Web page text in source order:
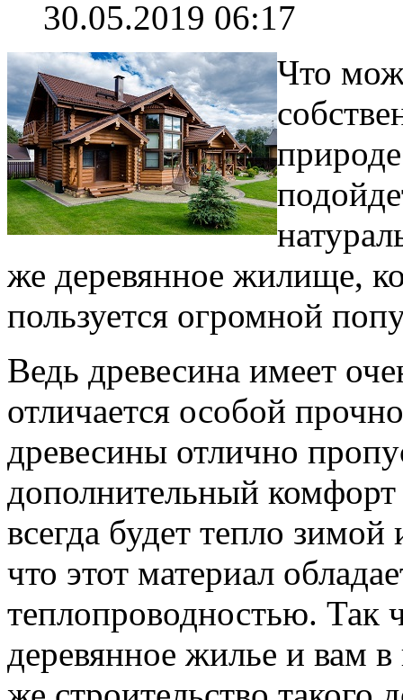
30.05.2019 06:17
Что
же деревянное жилище,
пользуется огромной
Ведь древесина имеет
отличается особой
древесины отлично
дополнительный
всегда будет тепло
что этот материал
теплопроводностью. Так
деревянное жилье и вам